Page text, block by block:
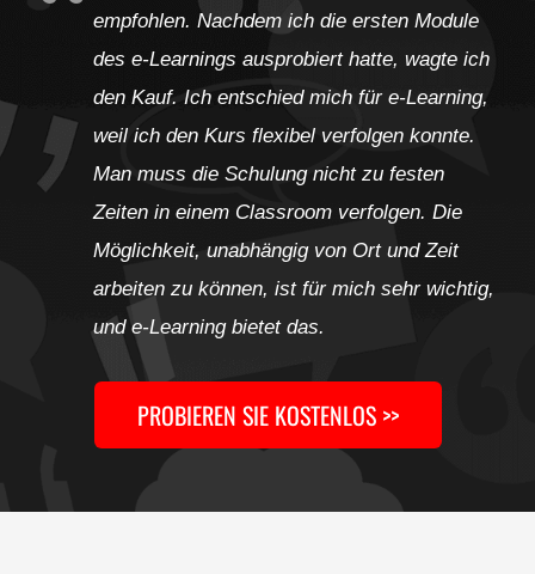
empfohlen. Nachdem ich die ersten Module
des e-Learnings ausprobiert hatte, wagte ich
den Kauf. Ich entschied mich für e-Learning,
weil ich den Kurs flexibel verfolgen konnte.
Man muss die Schulung nicht zu festen
Zeiten in einem Classroom verfolgen. Die
Möglichkeit, unabhängig von Ort und Zeit
arbeiten zu können, ist für mich sehr wichtig,
und e-Learning bietet das.
PROBIEREN SIE KOSTENLOS >>